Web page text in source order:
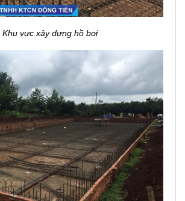
Khu vực xây dựng hồ bơi